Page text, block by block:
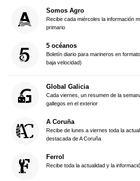
Somos Agro
Recibe cada miércoles la información
primario
5 océanos
Boletín diario para marineros en
baja velocidad)
Global Galicia
Cada viernes, un resumen de la
gallegos en el exterior
A Coruña
Recibe de lunes a viernes toda la
destacada de A Coruña
Ferrol
Recibe toda la actualidad y la